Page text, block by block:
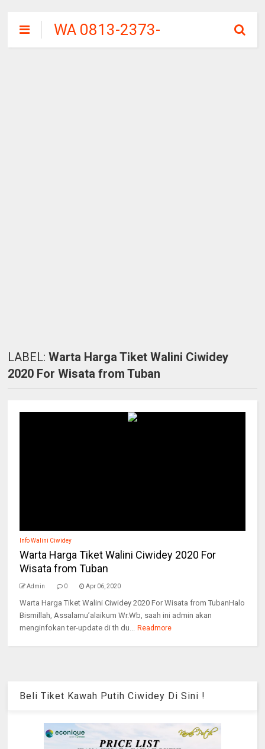
WA 0813-2373-
9973 | WALINI
LABEL:Warta Harga Tiket Walini Ciwidey
2020 For Wisata from Tuban
Info Walini Ciwidey
Warta Harga Tiket Walini Ciwidey 2020 For
Wisata from Tuban
Admin 0 Apr 06, 2020
Warta Harga Tiket Walini Ciwidey 2020 For Wisata from TubanHalo
Bismillah, Assalamu’alaikum Wr.Wb, saah ini admin akan
menginfokan ter-update di th du... Readmore
Beli Tiket Kawah Putih Ciwidey Di Sini !